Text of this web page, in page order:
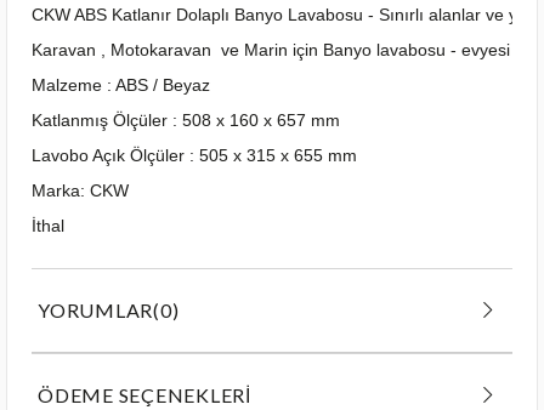
CKW ABS Katlanır Dolaplı Banyo Lavabosu - Sınırlı alanlar ve
Karavan , Motokaravan ve Marin için Banyo lavabosu - evyesi
Malzeme : ABS / Beyaz
Katlanmış Ölçüler : 508 x 160 x 657 mm
Lavobo Açık Ölçüler : 505 x 315 x 655 mm
Marka: CKW
İthal
YORUMLAR(0)
ÖDEME SEÇENEKLERI